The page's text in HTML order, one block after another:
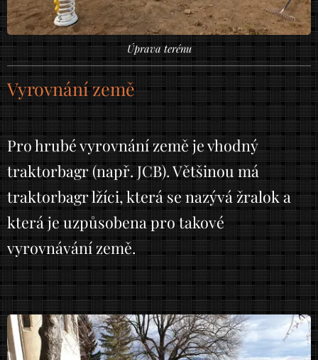
Úprava terénu
Vyrovnání země
Pro hrubé vyrovnání země je vhodný
traktorbagr (např. JCB). Většinou má
traktorbagr lžíci, která se nazývá žralok a
která je uzpůsobena pro takové
vyrovnávání země.